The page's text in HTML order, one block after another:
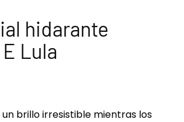
hidarante
Lula
un brillo irresistible mientras los